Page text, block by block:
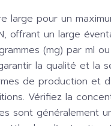
large pour un
offrant un large
(mg) par ml
la qualité et la
de production et
Vérifiez la
sont généralement